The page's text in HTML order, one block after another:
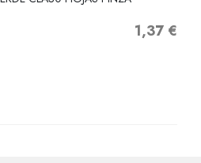
Precio
1,37 €